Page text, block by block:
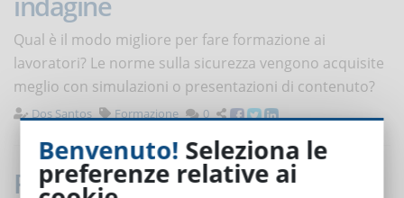
Qual è il modo migliore per fare formazione ai
lavoratori? Le norme sulla sicurezza vengono acquisite
meglio con simulazioni o presentazioni di contenuto?
Dos Santos Formazione 0
Perché conviene personalizzare
Benvenuto! Seleziona le
preferenze relative ai